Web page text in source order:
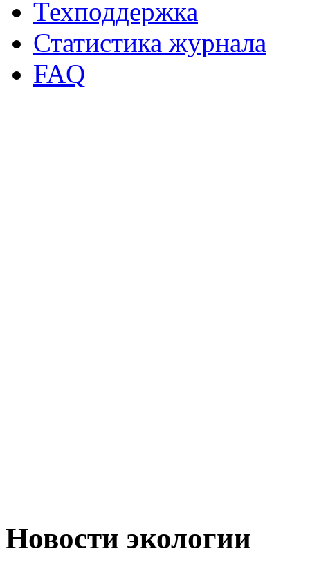
Техподдержка
Статистика журнала
FAQ
Новости экологии